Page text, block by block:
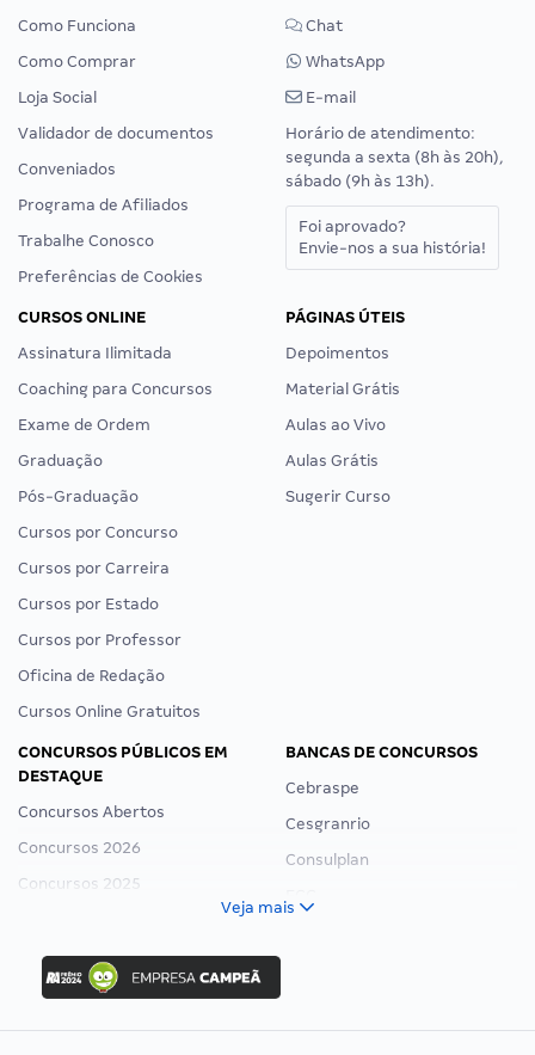
Como Funciona
Como Comprar
Loja Social
Validador de documentos
Conveniados
Programa de Afiliados
Trabalhe Conosco
Preferências de Cookies
Chat
WhatsApp
E-mail
Horário de atendimento:
segunda a sexta (8h às 20h),
sábado (9h às 13h).
Foi aprovado?
Envie-nos a sua história!
CURSOS ONLINE
Assinatura Ilimitada
Coaching para Concursos
Exame de Ordem
Graduação
Pós-Graduação
Cursos por Concurso
Cursos por Carreira
Cursos por Estado
Cursos por Professor
Oficina de Redação
Cursos Online Gratuitos
PÁGINAS ÚTEIS
Depoimentos
Material Grátis
Aulas ao Vivo
Aulas Grátis
Sugerir Curso
CONCURSOS PÚBLICOS EM
DESTAQUE
Concursos Abertos
Concursos 2026
Concursos 2025
Concurso Ibama
Concurso MPU
Editais publicados
BANCAS DE CONCURSOS
Cebraspe
Cesgranrio
Consulplan
Veja mais